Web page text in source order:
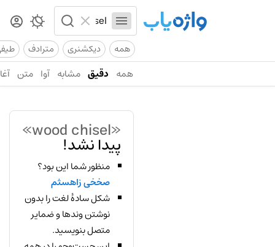
همه دیکشنری مترادف
همه دقیق مشابه آوا متن
«wood chisel»
پیدا نشد!
منظور شما این بود؟
صخخی زاهسثم
شکل سادهٔ لغت را بدون
نوشتن وندها و ضمایر
متصل بنویسید.